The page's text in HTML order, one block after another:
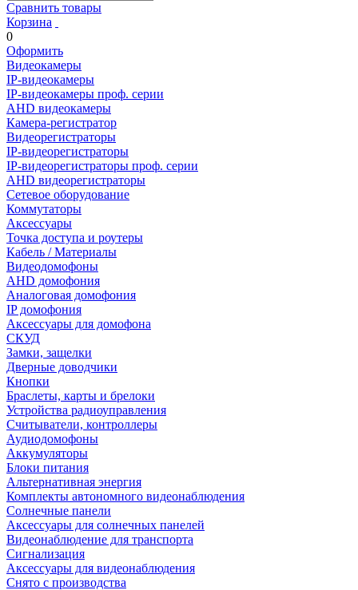
Сравнить товары
Корзина
0
Оформить
Видеокамеры
IP-видеокамеры
IP-видеокамеры проф. серии
AHD видеокамеры
Камера-регистратор
Видеорегистраторы
IP-видеорегистраторы
IP-видеорегистраторы проф. серии
AHD видеорегистраторы
Сетевое оборудование
Коммутаторы
Аксессуары
Точка доступа и роутеры
Кабель / Материалы
Видеодомофоны
AHD домофония
Аналоговая домофония
IP домофония
Аксессуары для домофона
СКУД
Замки, защелки
Дверные доводчики
Кнопки
Браслеты, карты и брелоки
Устройства радиоуправления
Считыватели, контроллеры
Аудиодомофоны
Аккумуляторы
Блоки питания
Альтернативная энергия
Комплекты автономного видеонаблюдения
Солнечные панели
Аксессуары для солнечных панелей
Видеонаблюдение для транспорта
Сигнализация
Аксессуары для видеонаблюдения
Снято с производства